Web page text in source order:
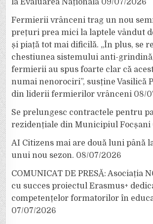
la Evaluarea Națională 09/07/2026
Fermierii vrânceni trag un nou
prețuri prea mici la laptele vândut
și piață tot mai dificilă. „În plus, se
chestiunea sistemului anti-
fermierii au spus foarte clar că
numai nenorociri”, susține Vasilică
din liderii fermierilor vrânceni 08/
Se prelungesc contractele pentru
rezidențiale din Municipiul Focșani
AI Citizens mai are două luni până
unui nou sezon. 08/07/2026
COMUNICAT DE PRESĂ: Asociația
cu succes proiectul Erasmus+
competențelor formatorilor în
07/07/2026